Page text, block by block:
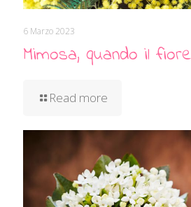
6 Marzo 2023
Mimosa, quando il
Read more